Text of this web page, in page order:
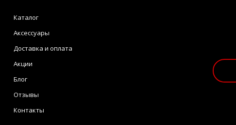
Каталог
Аксессуары
Доставка и оплата
Акции
Блог
Отзывы
Контакты